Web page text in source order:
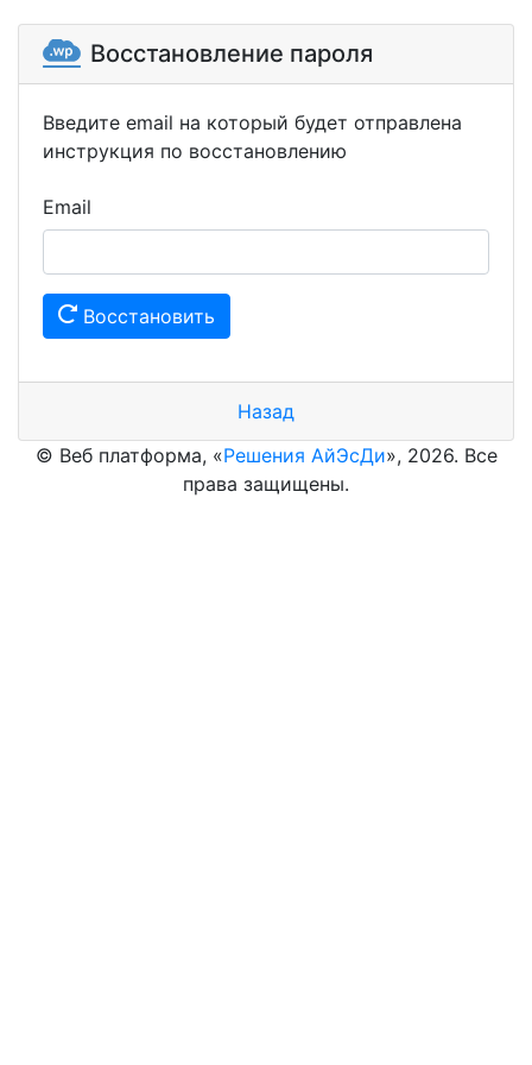
Восстановление пароля
Введите email на который будет отправлена
инструкция по восстановлению
Email
Восстановить
Назад
© Веб платформа, «Решения АйЭсДи», 2026. Все
права защищены.